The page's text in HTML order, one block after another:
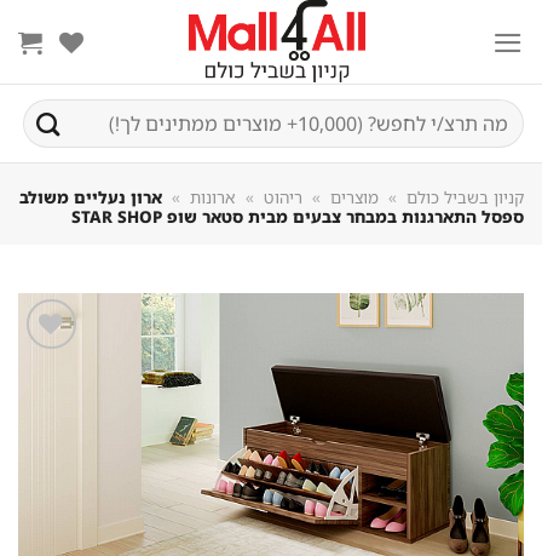
חיפוש
עבור:
קניון בשביל כולם מוצרים ריהוט ארונות
ארון נעליים משולב
ספסל התארגנות במבחר צבעים מבית סטאר שופ STAR SHOP